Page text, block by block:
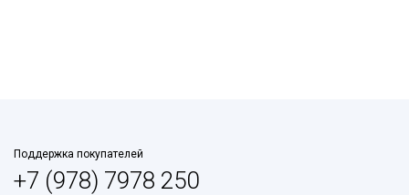
Поддержка покупателей
+7 (978) 7978 250